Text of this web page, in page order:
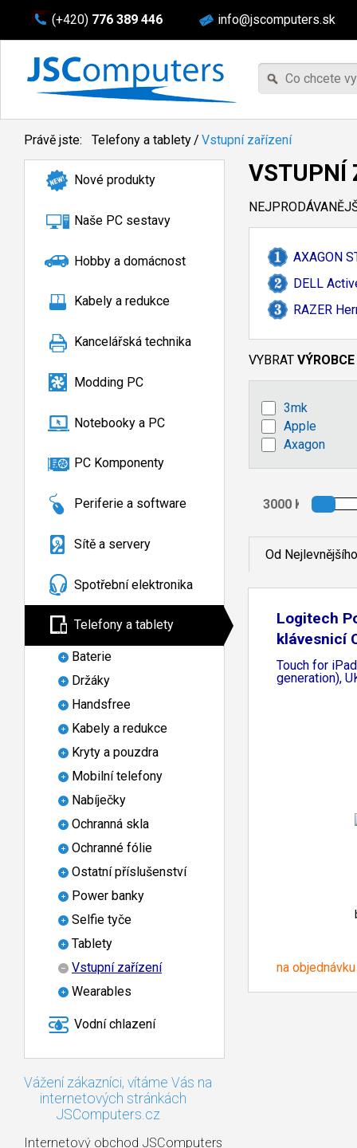
(+420) 776 389 446 info@jscomputers.sk
Právě jste: Telefony a tablety/ Vstupní zařízení
Nové produkty
Naše PC sestavy
Hobby a domácnost
Kabely a redukce
Kancelářská technika
Modding PC
Notebooky a PC
PC Komponenty
Periferie a software
Sítě a servery
Spotřební elektronika
Telefony a tablety
Baterie
Držáky
Handsfree
Kabely a redukce
Kryty a pouzdra
Mobilní telefony
Nabíječky
Ochranná skla
Ochranné fólie
Ostatní příslušenství
Power banky
Selfie tyče
Tablety
Vstupní zařízení
Wearables
Vodní chlazení
Vážení zákazníci, vítáme Vás na
internetových stránkách
JSComputers.cz
Internetový obchod JSComputers
VSTUPNÍ
AXAGON
DELL
RAZER
VYBRAT VÝROBCE
3mk
Apple
Axagon
Od Nejlevnějšího
Logitech
klávesnicí
Touch for
generation),
na objednávku